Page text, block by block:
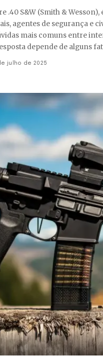
.40 S&W (Smith &
agentes de segurança e
mais comuns entre
depende de alguns
julho de 2025